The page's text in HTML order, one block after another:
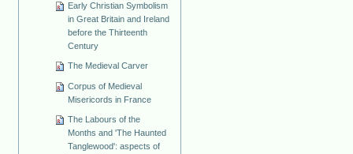
Early Christian Symbolism
in Great Britain and Ireland
before the Thirteenth
Century
The Medieval Carver
Corpus of Medieval
Misericords in France
The Labours of the
Months and 'The Haunted
Tanglewood': aspects of